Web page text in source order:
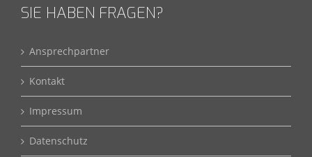
SIE HABEN FRAGEN?
Ansprechpartner
Kontakt
Impressum
Datenschutz